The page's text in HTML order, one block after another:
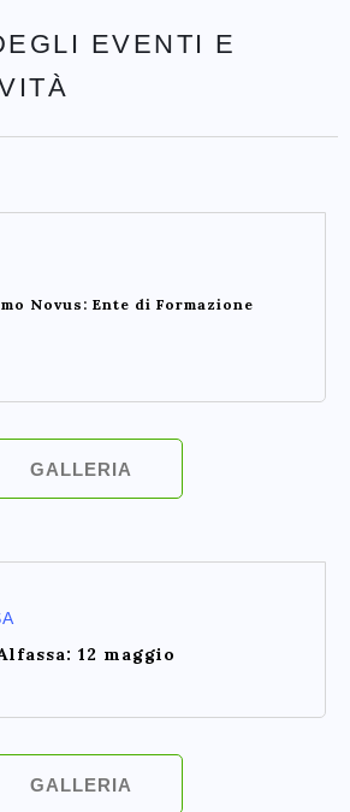
EVENTI E
Novus: Ente di Formazione
GALLERIA
12 maggio
GALLERIA